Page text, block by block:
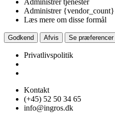
Administrer {vendor_count}
Læs mere om disse formål
Godkend Afvis Se præferencer
Privatlivspolitik
Videre
indhold
Kontakt
(+45) 52 50 34 65
info@ingros.dk